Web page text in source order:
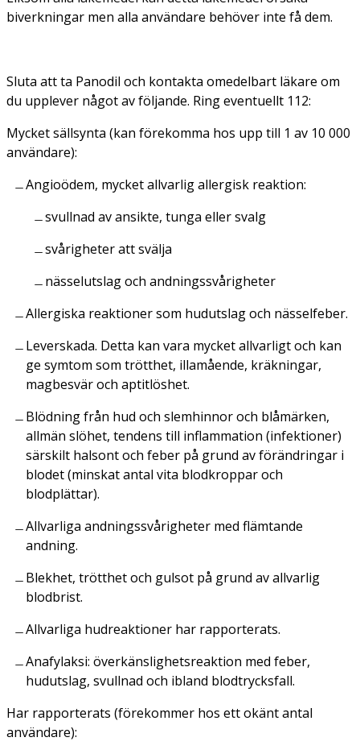
biverkningar men alla användare behöver inte få dem.
Sluta att ta Panodil och kontakta omedelbart läkare om
du upplever något av följande. Ring eventuellt 112:
Mycket sällsynta (kan förekomma hos upp till 1 av 10 000
användare):
Angioödem, mycket allvarlig allergisk reaktion:
svullnad av ansikte, tunga eller svalg
svårigheter att svälja
nässelutslag och andningssvårigheter
Allergiska reaktioner som hudutslag och nässelfeber.
Leverskada. Detta kan vara mycket allvarligt och kan
ge symtom som trötthet, illamående, kräkningar,
magbesvär och aptitlöshet.
Blödning från hud och slemhinnor och blåmärken,
allmän slöhet, tendens till inflammation (infektioner)
särskilt halsont och feber på grund av förändringar i
blodet (minskat antal vita blodkroppar och
blodplättar).
Allvarliga andningssvårigheter med flämtande
andning.
Blekhet, trötthet och gulsot på grund av allvarlig
blodbrist.
Allvarliga hudreaktioner har rapporterats.
Anafylaksi: överkänslighetsreaktion med feber,
hudutslag, svullnad och ibland blodtrycksfall.
Har rapporterats (förekommer hos ett okänt antal
användare):